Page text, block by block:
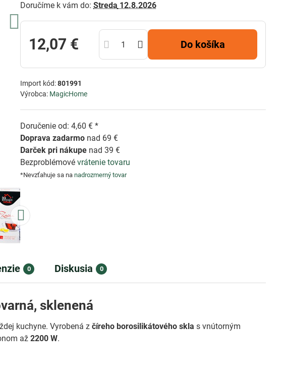
Doručíme k vám do:Streda 12.8.2026
12,07 € Do košíka
Import kód:801991
Výrobca: MagicHome
Doručenie od: 4,60 € *
Doprava zadarmo nad 69 €
Darček pri nákupe nad 39 €
Bezproblémovévrátenie tovaru
*Nevzťahuje sa nanadrozmerný tovar
0 Diskusia 0
sklenená
kuchyne. Vyrobená zčíreho borosilikátového skla s vnútorným
až2200 W.